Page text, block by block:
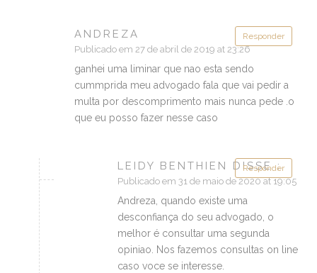
Responder
ANDREZA
Publicado em 27 de abril de 2019 at 23:26
ganhei uma liminar que nao esta sendo
cummprida meu advogado fala que vai pedir a
multa por descomprimento mais nunca pede .o
que eu posso fazer nesse caso
Responder
LEIDY BENTHIEN DISSE :
Publicado em 31 de maio de 2020 at 19:05
Andreza, quando existe uma
desconfiança do seu advogado, o
melhor é consultar uma segunda
opiniao. Nos fazemos consultas on line
caso voce se interesse.